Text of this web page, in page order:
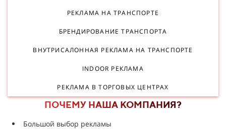
РЕКЛАМА НА ТРАНСПОРТЕ
БРЕНДИРОВАНИЕ ТРАНСПОРТА
ВНУТРИСАЛОННАЯ РЕКЛАМА НА ТРАНСПОРТЕ
INDOOR РЕКЛАМА
РЕКЛАМА В ТОРГОВЫХ ЦЕНТРАХ
ПОЧЕМУ НАША КОМПАНИЯ?
Большой выбор рекламы